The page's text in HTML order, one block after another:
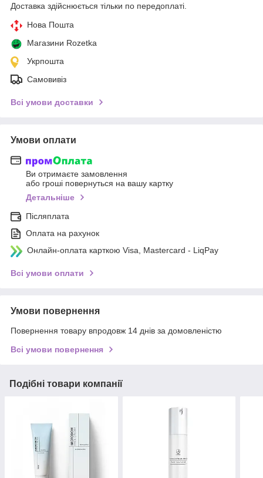
Доставка здійснюється тільки по передоплаті.
Нова Пошта
Магазини Rozetka
Укрпошта
Самовивіз
Всі умови доставки
Умови оплати
Ви отримаєте замовлення
або гроші повернуться на вашу картку
Детальніше
Післяплата
Оплата на рахунок
Онлайн-оплата карткою Visa, Mastercard - LiqPay
Всі умови оплати
Умови повернення
Повернення товару впродовж 14 днів за домовленістю
Всі умови повернення
Подібні товари компанії